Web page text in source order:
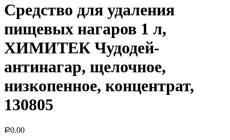
Средство для удаления
пищевых нагаров 1 л,
ХИМИТЕК Чудодей-
антинагар, щелочное,
низкопенное, концентрат,
130805
Р0.00